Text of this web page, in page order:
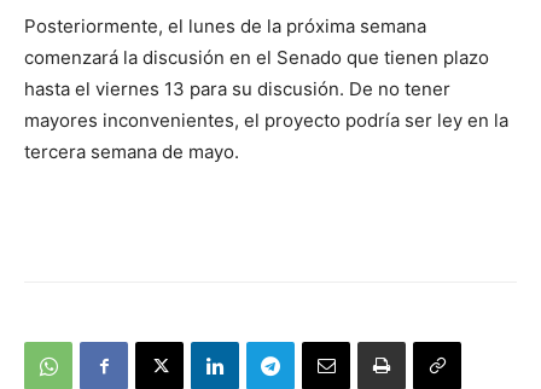
Posteriormente, el lunes de la próxima semana
comenzará la discusión en el Senado que tienen plazo
hasta el viernes 13 para su discusión. De no tener
mayores inconvenientes, el proyecto podría ser ley en la
tercera semana de mayo.